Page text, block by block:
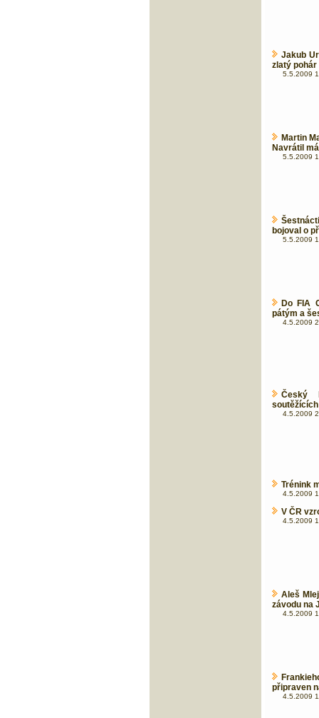
Jakub
zlatý pohár
5.5.2009
Martin
Navrátil
5.5.2009
bojoval o
5.5.2009
Do FIA
pátým a
4.5.2009
Český
soutěžících
4.5.2009
Trénink
4.5.2009
V ČR
4.5.2009
Aleš
závodu na
4.5.2009
připraven
4.5.2009